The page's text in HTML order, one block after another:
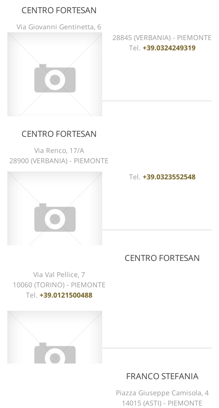
CENTRO FORTESAN
Via Giovanni Gentinetta, 6
28845 (VERBANIA) - PIEMONTE
Tel. +39.0324249319
CENTRO FORTESAN
Via Renco, 17/A
28900 (VERBANIA) - PIEMONTE
Tel. +39.0323552548
CENTRO FORTESAN
Via Val Pellice, 7
10060 (TORINO) - PIEMONTE
Tel. +39.0121500488
FRANCO STEFANIA
Piazza Giuseppe Camisola, 4
14015 (ASTI) - PIEMONTE